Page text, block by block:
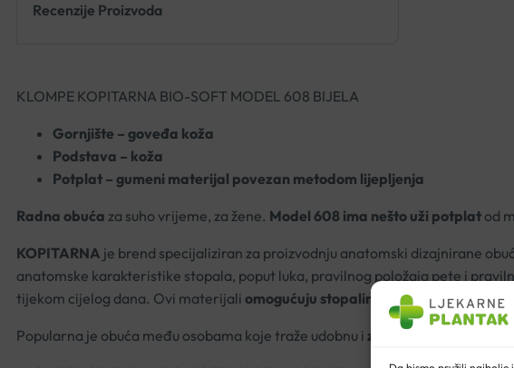
Recenzije Proizvoda
KLOMPE KOPITARNA BIO-SOFT MODEL 608 BIJELA
Gornjište – goveđa koža
Podstava – koža
Potplat – gumeni materijal povezan metodom lijepljenja
Radna obuća za suho vrijeme, za žene. Model 608 ima nešto uži potplat od
KOPITARNA je brend specijaliziran za proizvodnju anatomski dizajnirane
anatomske karakteristike stopala, poput luka, pravilnog položaja pete i
tijekom cijelog dana. Ovi materijali omogućuju stopalima da dišu i smanjuju
Popularna je obuća među osobama koje traže udobnu i zdravu obuću koja